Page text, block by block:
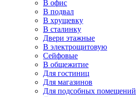
В офис
В подвал
В хрущевку
В сталинку
Двери этажные
В электрощитовую
Сейфовые
В общежитие
Для гостиниц
Для магазинов
Для подсобных помещений